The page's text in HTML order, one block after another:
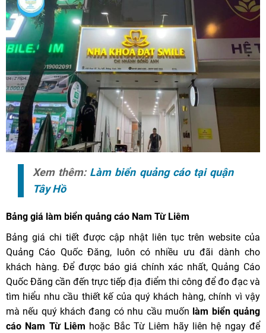
Xem thêm: Làm biển quảng cáo tại quận
Tây Hồ
Bảng giá làm biển quảng cáo Nam Từ Liêm
Bảng giá chi tiết được cập nhật liên tục trên website của
Quảng Cáo Quốc Đăng, luôn có nhiều ưu đãi dành cho
khách hàng. Để được báo giá chính xác nhất, Quảng Cáo
Quốc Đăng cần đến trực tiếp địa điểm thi công để đo đạc và
tìm hiểu nhu cầu thiết kế của quý khách hàng, chính vì vậy
mà nếu quý khách đang có nhu cầu muốn làm biển quảng
cáo Nam Từ Liêm hoặc Bắc Từ Liêm hãy liên hệ ngay để